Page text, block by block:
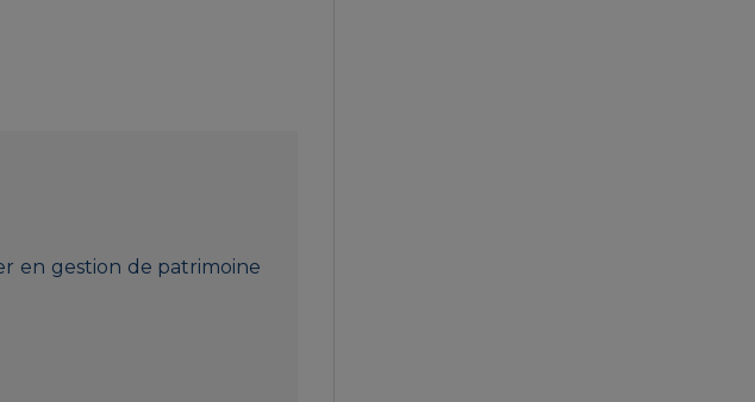
en gestion de patrimoine